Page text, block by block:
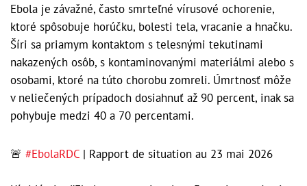
Ebola je závažné, často smrteľné vírusové ochorenie,
ktoré spôsobuje horúčku, bolesti tela, vracanie a hnačku.
Šíri sa priamym kontaktom s telesnými tekutinami
nakazených osôb, s kontaminovanými materiálmi alebo s
osobami, ktoré na túto chorobu zomreli. Úmrtnosť môže
v neliečených prípadoch dosiahnuť až 90 percent, inak sa
pohybuje medzi 40 a 70 percentami.
🚨 #EbolaRDC | Rapport de situation au 23 mai 2026